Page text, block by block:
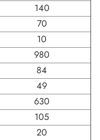
140
70
10
980
84
49
630
105
20